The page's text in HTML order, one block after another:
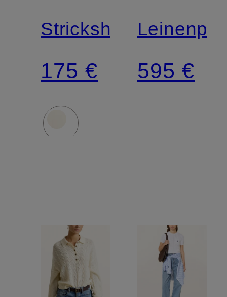
LAUREN
Strickshirt
175 €
LAUREN
595 €